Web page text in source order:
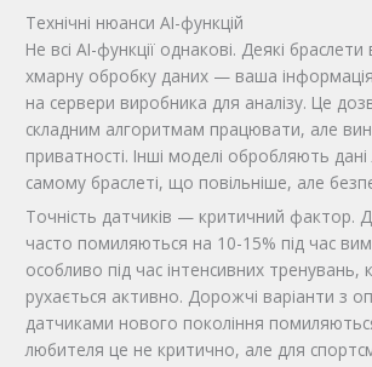
Технічні нюанси AI-функцій
Не всі AI-функції однакові. Деякі
хмарну обробку даних — ваша інформація
на сервери виробника для аналізу. Це
складним алгоритмам працювати, але
приватності. Інші моделі обробляють
самому браслеті, що повільніше, але
Точність датчиків — критичний фактор.
часто помиляються на 10-15% під час
особливо під час інтенсивних тренувань,
рухається активно. Дорожчі варіанти з
датчиками нового покоління
любителя це не критично, але для